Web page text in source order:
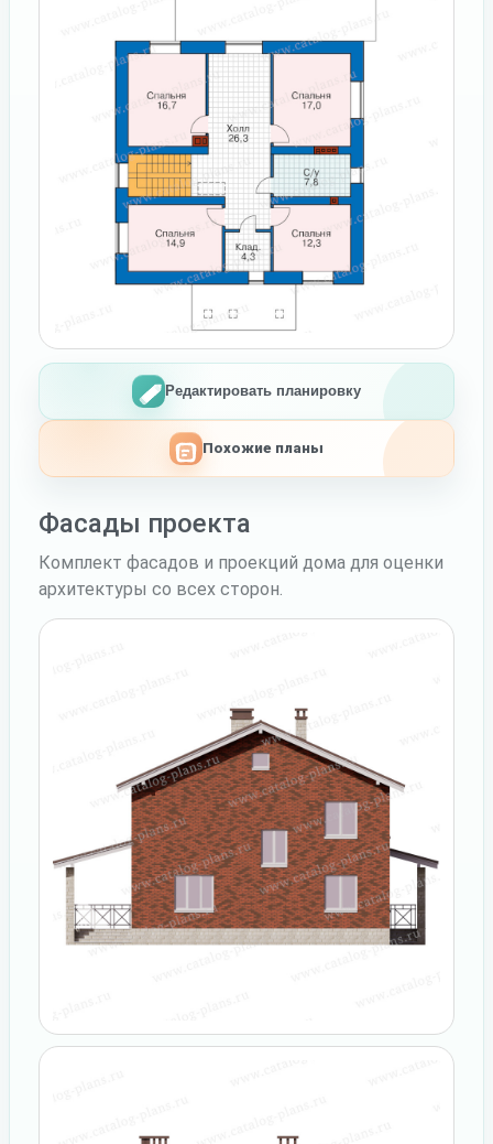
Редактировать планировку
Похожие планы
Фасады проекта
Комплект фасадов и проекций дома для оценки
архитектуры со всех сторон.